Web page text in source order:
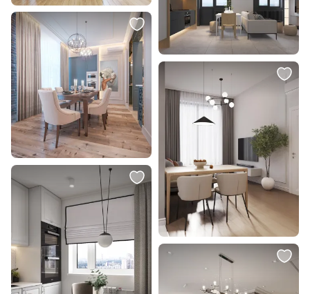
6 451 ₽
Светильник настенный
DesignLed GW TAPE 00-00002102
В корзину
3 490 ₽
Светильник подвесной
В корзину